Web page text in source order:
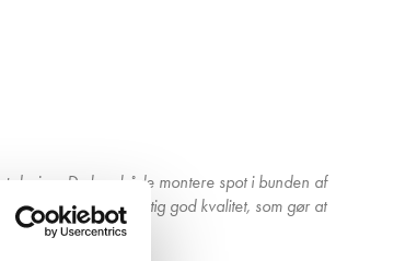
Du kan både montere spot i bunden af
er lavet i en rigtig god kvalitet, som gør at